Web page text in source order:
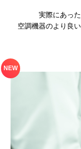
実際にあっ
空調機器のより良
NEW